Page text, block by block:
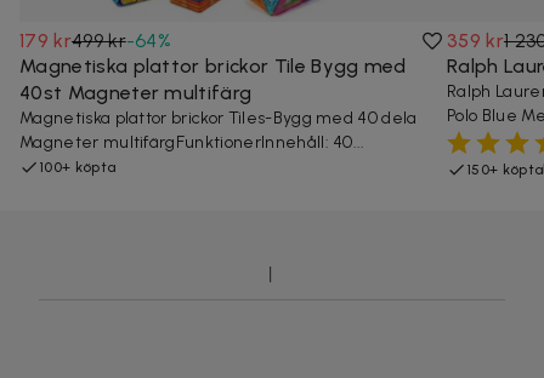
179 kr499 kr-64%
Magnetiska plattor brickor Tile Bygg med
40st Magneter multifärg
Magnetiska plattor brickor Tiles-Bygg med 40 dela
Magneter multifärgFunktionerInnehåll: 40...
100+ köpta
359 kr1
Ralph
Ralph
Polo Blue
150+ köpta